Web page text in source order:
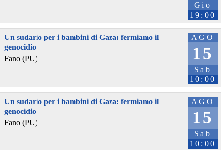
Gio
19:00
AGO
15
Sab
10:00
Un sudario per i bambini di Gaza: fermiamo il
genocidio
Fano (PU)
AGO
15
Sab
10:00
Un sudario per i bambini di Gaza: fermiamo il
genocidio
Fano (PU)